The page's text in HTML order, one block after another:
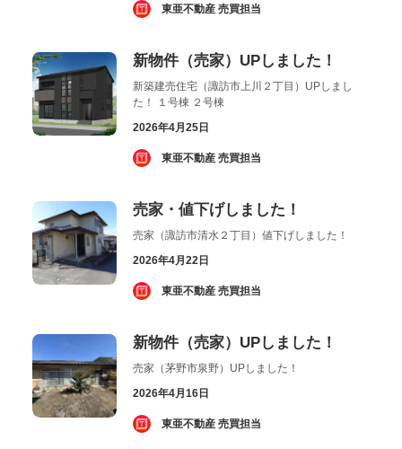
­ 東亜不動産 売買担当
新物件（売家）UPしました！
新築建売住宅（諏訪市上川２丁目）UPしまし
た！ １号棟 ２号棟
2026年4月25日
­ 東亜不動産 売買担当
売家・値下げしました！
売家（諏訪市清水２丁目）値下げしました！
2026年4月22日
­ 東亜不動産 売買担当
新物件（売家）UPしました！
売家（茅野市泉野）UPしました！
2026年4月16日
­ 東亜不動産 売買担当